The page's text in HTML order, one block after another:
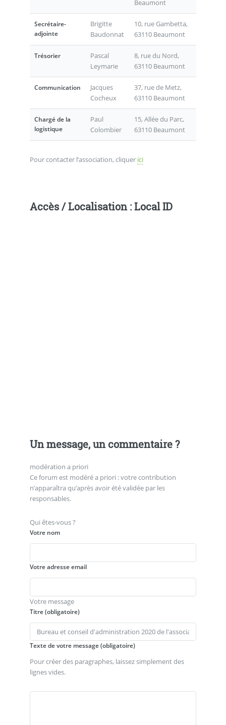
Beaumont
Secrétaire-
adjointe
Brigitte
Baudonnat
10, rue Gambetta,
63110 Beaumont
Trésorier
Pascal
Leymarie
8, rue du Nord,
63110 Beaumont
Communication
Jacques
Cocheux
37, rue de Metz,
63110 Beaumont
Chargé de la
logistique
Paul
Colombier
15, Allée du Parc,
63110 Beaumont
Pour contacter l’association, cliquer ici
Accès / Localisation : Local ID
Un message, un commentaire ?
modération a priori
Ce forum est modéré a priori : votre contribution
n’apparaîtra qu’après avoir été validée par les
responsables.
Qui êtes-vous ?
Votre nom
Votre adresse email
Votre message
Titre (obligatoire)
Texte de votre message (obligatoire)
Pour créer des paragraphes, laissez simplement des
lignes vides.